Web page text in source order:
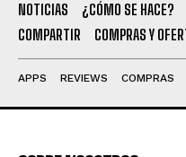
NOTICIAS ¿CÓMO SE HACE?
COMPARTIR
COMPRAS Y
APPS REVIEWS COMPRAS